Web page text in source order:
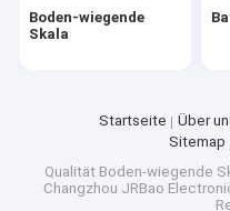
Boden-wiegende
Skala
Startseite Über
Sitemap
Qualität Boden-wiegende
Changzhou JRBao